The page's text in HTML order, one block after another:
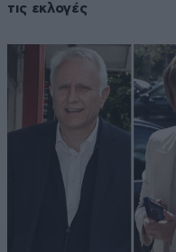
τις εκλογές